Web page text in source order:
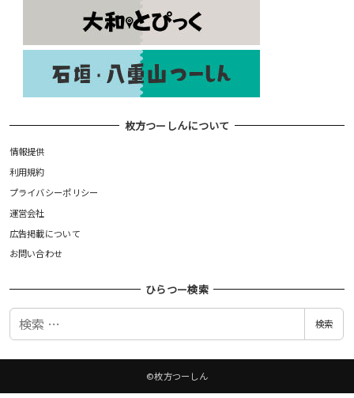
枚方つーしんについて
情報提供
利用規約
プライバシーポリシー
運営会社
広告掲載について
お問い合わせ
ひらつー検索
検
検索
©枚方つーしん